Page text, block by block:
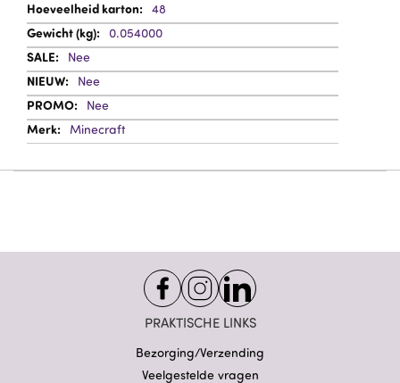
48
0.054000
Nee
Nee
Nee
Minecraft
PRAKTISCHE LINKS
Bezorging/Verzending
Veelgestelde vragen